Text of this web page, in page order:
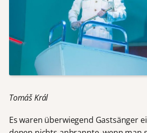
Tomáš Král
Es waren überwiegend Gastsänger